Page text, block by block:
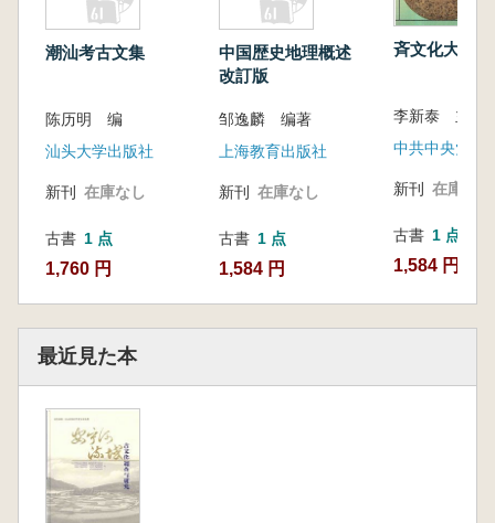
潮汕考古文集
陈历明 编
汕头大学出版社
新刊 在庫なし
古書 1 点
1,760 円
中国歴史地理概述
改訂版
邹逸麟 编著
上海教育出版社
新刊 在庫なし
古書 1 点
1,584 円
斉文化大観
李新泰 主編
中共中央党校
新刊 在庫なし
古書 1 点
1,584 円
最近見た本